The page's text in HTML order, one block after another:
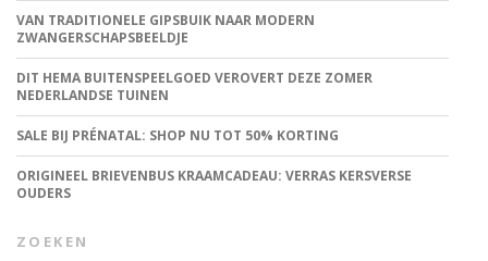
VAN TRADITIONELE GIPSBUIK NAAR MODERN
ZWANGERSCHAPSBEELDJE
DIT HEMA BUITENSPEELGOED VEROVERT DEZE ZOMER
NEDERLANDSE TUINEN
SALE BIJ PRÉNATAL: SHOP NU TOT 50% KORTING
ORIGINEEL BRIEVENBUS KRAAMCADEAU: VERRAS KERSVERSE
OUDERS
ZOEKEN